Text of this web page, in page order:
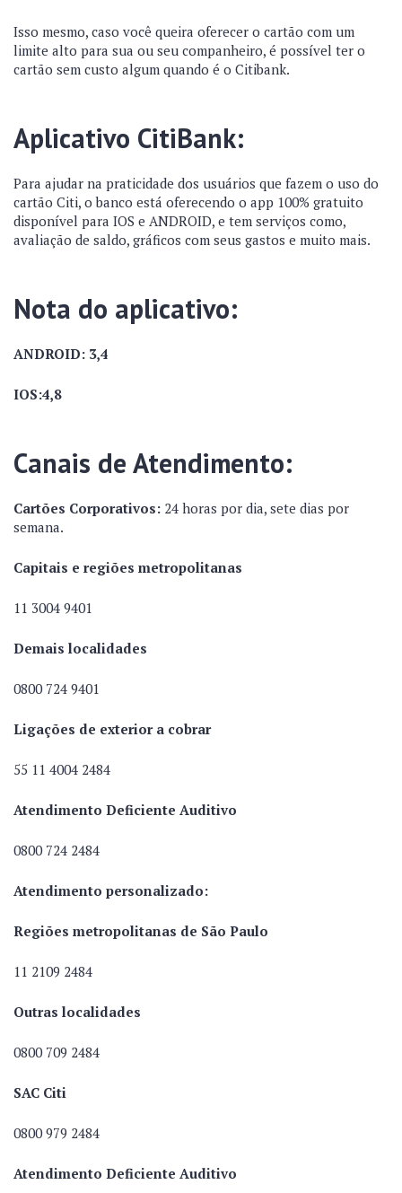
Isso mesmo, caso você queira oferecer o cartão com um
limite alto para sua ou seu companheiro, é possível ter o
cartão sem custo algum quando é o Citibank.
Aplicativo CitiBank:
Para ajudar na praticidade dos usuários que fazem o uso do
cartão Citi, o banco está oferecendo o app 100% gratuito
disponível para IOS e ANDROID, e tem serviços como,
avaliação de saldo, gráficos com seus gastos e muito mais.
Nota do aplicativo:
ANDROID: 3,4
IOS:4,8
Canais de Atendimento:
Cartões Corporativos: 24 horas por dia, sete dias por
semana.
Capitais e regiões metropolitanas
11 3004 9401
Demais localidades
0800 724 9401
Ligações de exterior a cobrar
55 11 4004 2484
Atendimento Deficiente Auditivo
0800 724 2484
Atendimento personalizado:
Regiões metropolitanas de São Paulo
11 2109 2484
Outras localidades
0800 709 2484
SAC Citi
0800 979 2484
Atendimento Deficiente Auditivo